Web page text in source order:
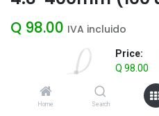
Price:
Q 98.00
Home Search
Q 98.00 IVA incluido
Add
Agregar a la lista de deseos